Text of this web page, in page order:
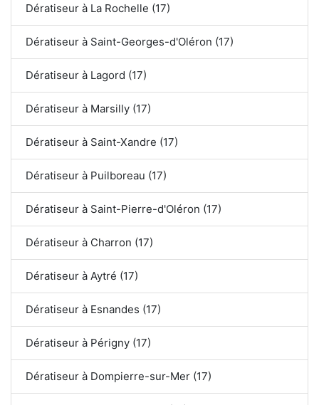
Dératiseur à La Rochelle (17)
Dératiseur à Saint-Georges-d'Oléron (17)
Dératiseur à Lagord (17)
Dératiseur à Marsilly (17)
Dératiseur à Saint-Xandre (17)
Dératiseur à Puilboreau (17)
Dératiseur à Saint-Pierre-d'Oléron (17)
Dératiseur à Charron (17)
Dératiseur à Aytré (17)
Dératiseur à Esnandes (17)
Dératiseur à Périgny (17)
Dératiseur à Dompierre-sur-Mer (17)